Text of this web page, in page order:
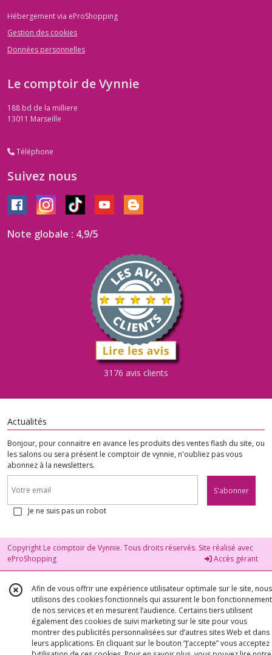
Hébergement via eProShopping
Gestion des cookies
Données personnelles
Le comptoir de Vynnie
188 bd de la milliere
13011 Marseille
Téléphone
Suivez nous
Note globale : 4,9/5
3176 avis clients
Actualités
Bonjour, pour connaitre en avance les produits des ventes flash du site, ou
les salons ou sera présent le comptoir de vynnie, n'oubliez pas vous
abonnez à la newsletters.
S'abonner
Je ne suis pas un robot
Copyright Le comptoir de Vynnie. Tous droits réservés. Site réalisé avec
eProShopping
Accès gérant
Afin de vous offrir une expérience utilisateur optimale sur le site, nous
utilisons des cookies fonctionnels qui assurent le bon fonctionnement
de nos services et en mesurent l’audience. Certains tiers utilisent
également des cookies de suivi marketing sur le site pour vous
montrer des publicités personnalisées sur d’autres sites Web et dans
leurs applications. En cliquant sur le bouton “J’accepte” vous acceptez